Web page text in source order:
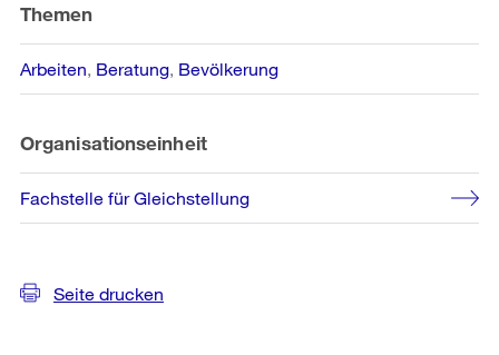
Themen
Arbeiten Beratung Bevölkerung
Organisationseinheit
Fachstelle für Gleichstellung
Seite drucken